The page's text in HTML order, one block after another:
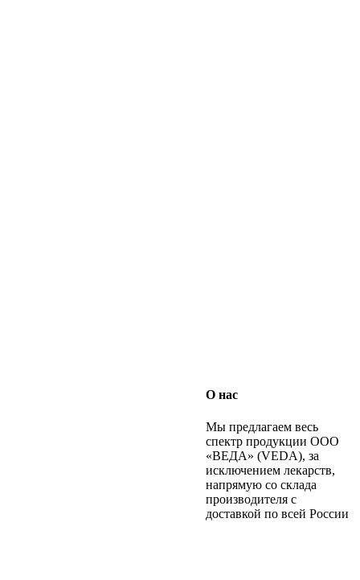
О нас
Мы предлагаем весь
спектр продукции ООО
«ВЕДА» (VEDA), за
исключением лекарств,
напрямую со склада
производителя с
доставкой по всей России